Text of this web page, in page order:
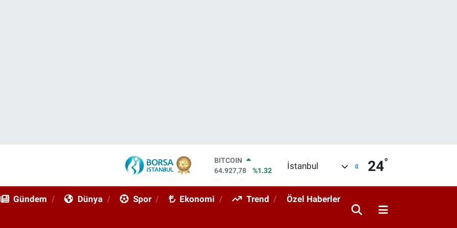
DOLAR
47,5894
%0.08
STERLİN
İstanbul 24°
Gündem Dünya Spor Ekonomi Trend Özel Haberler